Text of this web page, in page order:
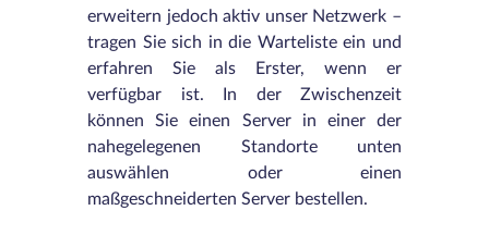
erweitern jedoch aktiv unser Netzwerk –
tragen Sie sich in die Warteliste ein und
erfahren Sie als Erster, wenn er
verfügbar ist. In der Zwischenzeit
können Sie einen Server in einer der
nahegelegenen Standorte unten
auswählen oder einen
maßgeschneiderten Server bestellen.